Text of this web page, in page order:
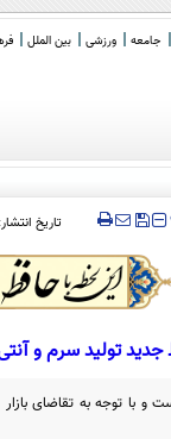
جامعه ورزشی بین الملل
تاریخ انتشار:
تولید سرم و
و با توجه به تقاضای بازار